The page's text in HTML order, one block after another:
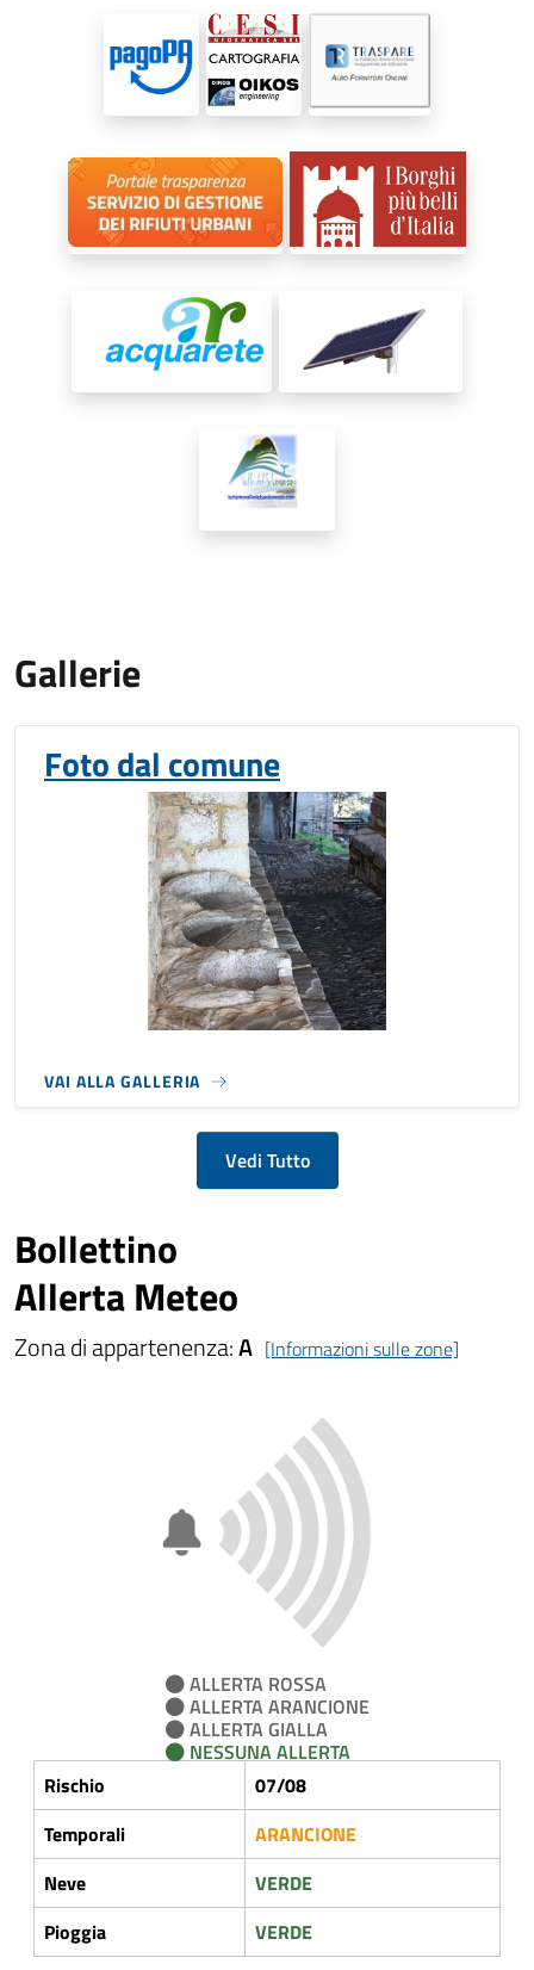
Gallerie
Foto dal comune
VAI ALLA GALLERIA
Vedi Tutto
Bollettino
Allerta Meteo
Zona di appartenenza:A [Informazioni sulle zone]
ALLERTA ROSSA
ALLERTA ARANCIONE
ALLERTA GIALLA
NESSUNA ALLERTA
Rischio
07/08
Temporali
ARANCIONE
Neve
VERDE
Pioggia
VERDE